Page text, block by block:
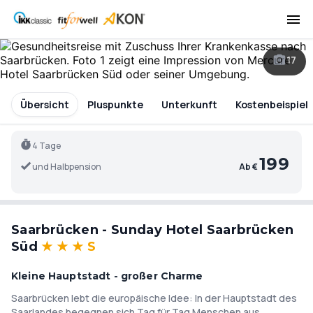
17
Übersicht Pluspunkte Unterkunft Kostenbeispiel
4 Tage
und Halbpension
Ab €199
Saarbrücken - Sunday Hotel Saarbrücken
Süd★★ ★ S
Kleine Hauptstadt - großer Charme
Saarbrücken lebt die europäische Idee: In der Hauptstadt des